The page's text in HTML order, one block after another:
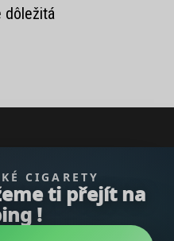
dôležitá
CIGARETY
ti přejít na
!